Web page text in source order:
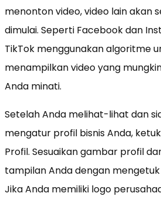
menonton video, video lain akan
dimulai. Seperti Facebook dan
TikTok menggunakan algoritme
menampilkan video yang
Anda minati.
Setelah Anda melihat-lihat dan
mengatur profil bisnis Anda,
Profil. Sesuaikan gambar profil
tampilan Anda dengan mengetuk
Jika Anda memiliki logo